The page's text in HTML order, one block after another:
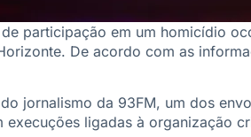
participação em um homicídio
De acordo com as
jornalismo da 93FM, um dos
execuções ligadas à organização